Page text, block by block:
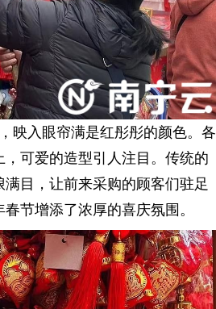
映入眼帘满是红彤彤的颜色。各
可爱的造型引人注目。传统的
目，让前来采购的顾客们驻足
节增添了浓厚的喜庆氛围。